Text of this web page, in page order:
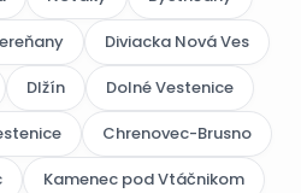
Diviacka Nová Ves
Dlžín
Dolné Vestenice
Chrenovec-Brusno
Kamenec pod Vtáčnikom